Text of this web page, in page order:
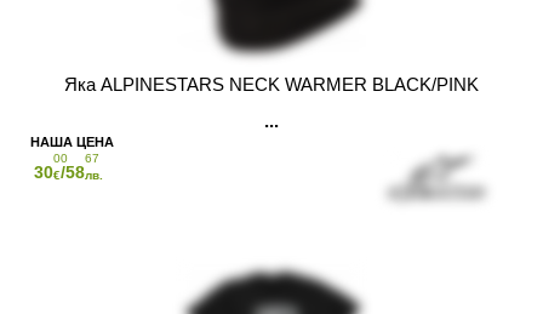
Яка ALPINESTARS NECK WARMER BLACK/PINK
30
00
€/58
67
лв.